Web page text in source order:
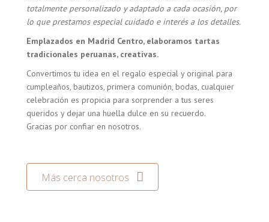
totalmente personalizado y adaptado a cada ocasión, por
lo que prestamos especial cuidado e interés a los detalles.
Emplazados en Madrid Centro, elaboramos tartas
tradicionales peruanas, creativas.
Convertimos tu idea en el regalo especial y original para
cumpleaños, bautizos, primera comunión, bodas, cualquier
celebración es propicia para sorprender a tus seres
queridos y dejar una huella dulce en su recuerdo.
Gracias por confiar en nosotros.
Más cerca nosotros